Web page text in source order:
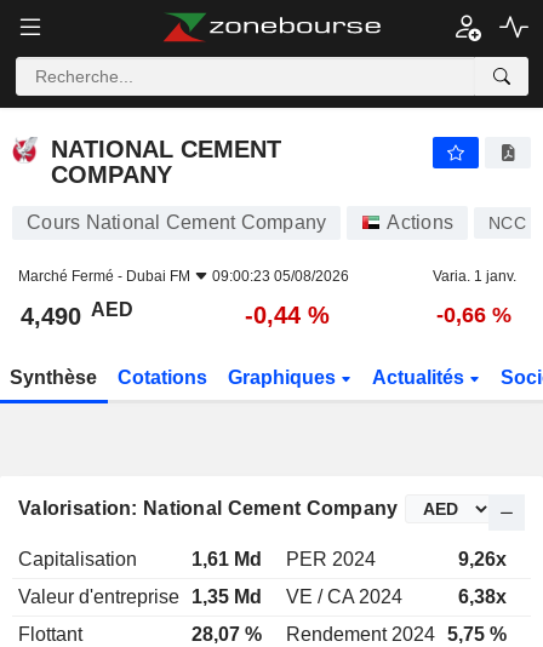
NATIONAL CEMENT
COMPANY
Cours National Cement Company Actions NCC
Marché Fermé - Dubai FM 09:00:23 05/08/2026 Varia. 1 janv.
4,490 AED -0,44 % -0,66 %
Synthèse Cotations Graphiques Actualités
Valorisation: National Cement Company
Capitalisation 1,61 Md PER 2024 9,26x
Valeur d'entreprise
1,35 Md VE / CA 2024 6,38x
Flottant
28,07 % Rendement 2024 5,75 %